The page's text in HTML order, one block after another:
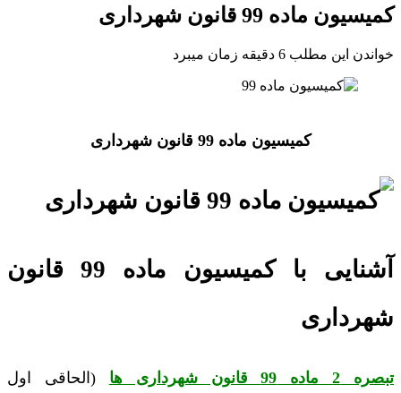
کمیسیون ماده 99 قانون شهرداری
خواندن این مطلب 6 دقیقه زمان میبرد
کمیسیون ماده 99 قانون شهرداری
آشنایی با کمیسیون ماده 99 قانون
شهرداری
تبصره 2 ماده 99 قانون شهرداری ها
(الحاقی اول